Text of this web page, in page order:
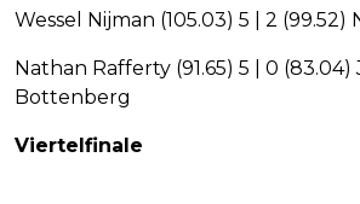
Wessel Nijman (105.03) 5 | 2
Nathan Rafferty (91.65) 5 | 0 (83.04)
Bottenberg
Viertelfinale